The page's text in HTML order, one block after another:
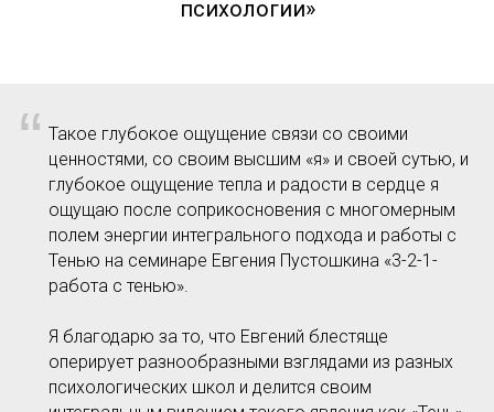
психологии»
“ Такое глубокое ощущение связи со своими
ценностями, со своим высшим «я» и своей сутью, и
глубокое ощущение тепла и радости в сердце я
ощущаю после соприкосновения с многомерным
полем энергии интегрального подхода и работы с
Тенью на семинаре Евгения Пустошкина «3-2-1-
работа с тенью».
Я благодарю за то, что Евгений блестяще
оперирует разнообразными взглядами из разных
психологических школ и делится своим